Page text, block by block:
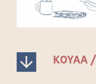
KOYAA